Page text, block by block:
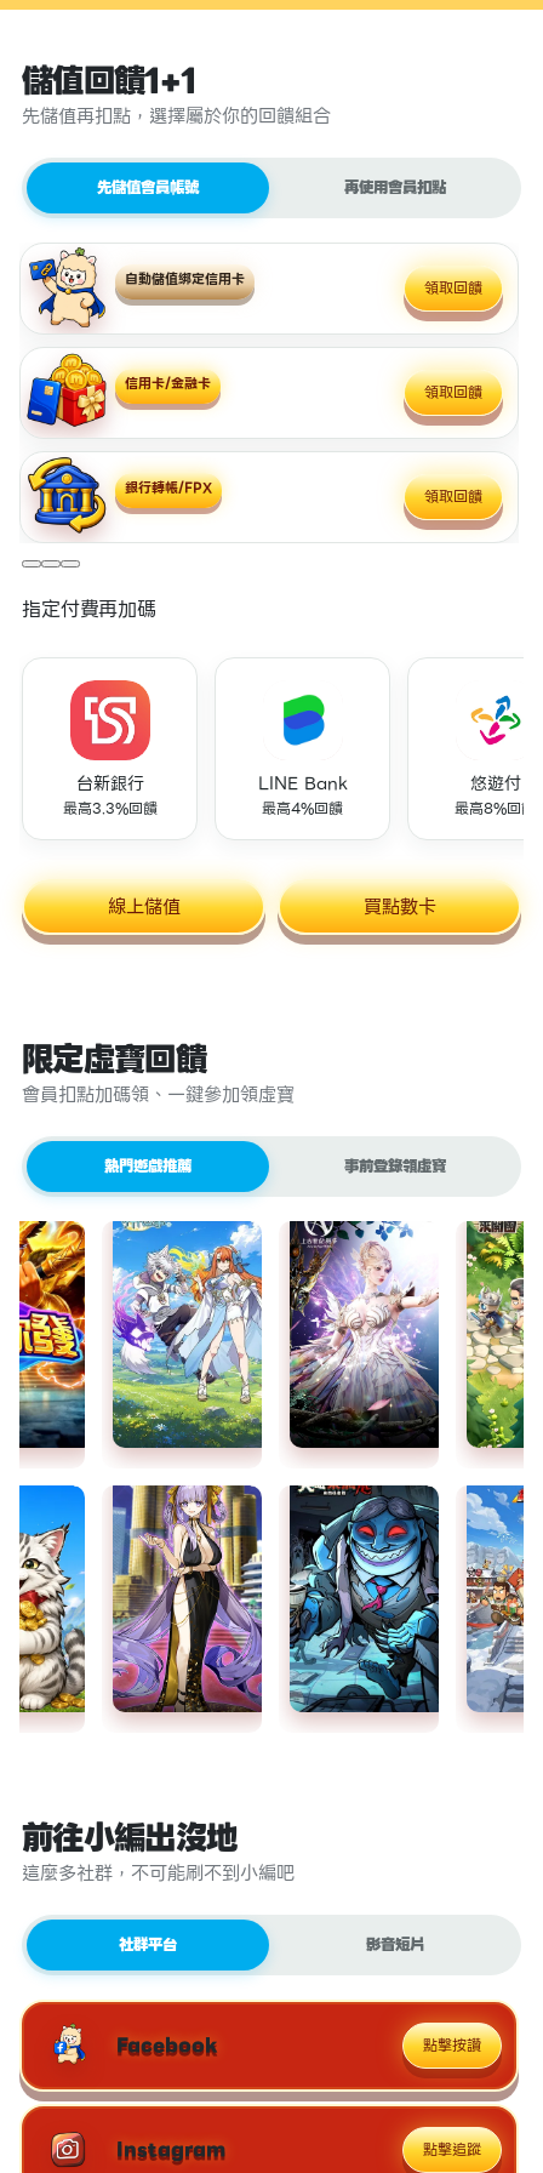
儲值回饋1+1
先儲值再扣點，選擇屬於你的回饋組合
先儲值會員帳號 再使用會員扣點
自動儲值綁定信用卡 領取回饋
信用卡/金融卡 領取回饋
銀行轉帳/FPX 領取回饋
指定付費再加碼
台新銀行
最高3.3%回饋
LINE Bank
最高4%回饋
悠遊付
最高8%回饋
線上儲值 買點數卡
限定虛寶回饋
會員扣點加碼領、一鍵參加領虛寶
熱門遊戲推薦 事前登錄領虛寶
前往小編出沒地
這麼多社群，不可能刷不到小編吧
社群平台 影音短片
Facebook 點擊按讚
Instagram 點擊追蹤